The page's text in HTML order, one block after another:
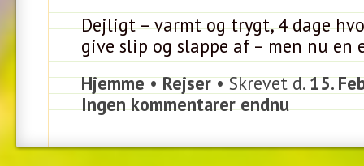
Dejligt – varmt og trygt, 4 dage
give slip og slappe af – men nu en
Hjemme•Rejser• Skrevet d.15.
Ingen kommentarer endnu